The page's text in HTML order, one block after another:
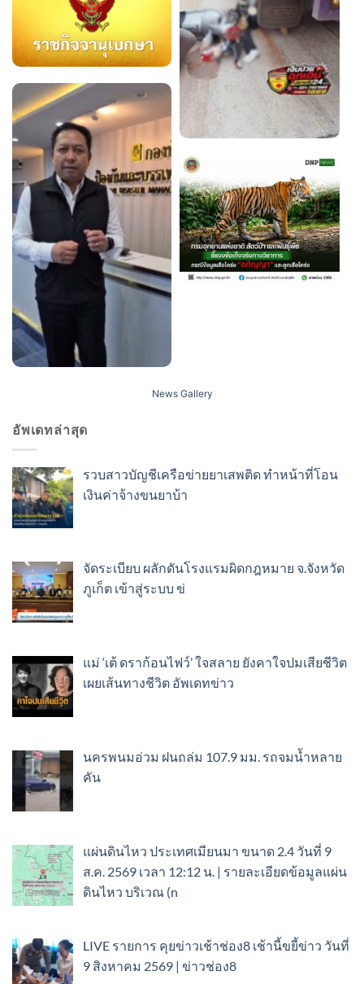
News Gallery
อัพเดทล่าสุด
รวบสาวบัญชีเครือข่ายยาเสพติด ทำหน้าที่โอน
เงินค่าจ้างขนยาบ้า
จัดระเบียบ ผลักดันโรงแรมผิดกฎหมาย จ.จังหวัด
ภูเก็ต เข้าสู่ระบบ ข่
แม่ ‘เต้ ดราก้อนไฟว์’ ใจสลาย ยังคาใจปมเสียชีวิต
เผยเส้นทางชีวิต อัพเดทข่าว
นครพนมอ่วม ฝนถล่ม 107.9 มม. รถจมน้ำหลาย
คัน
แผ่นดินไหว ประเทศเมียนมา ขนาด 2.4 วันที่ 9
ส.ค. 2569 เวลา 12:12 น. | รายละเอียดข้อมูลแผ่น
ดินไหว บริเวณ (n
LIVE รายการ คุยข่าวเช้าช่อง8 เช้านี้ขยี้ข่าว วันที่
9 สิงหาคม 2569 | ข่าวช่อง8